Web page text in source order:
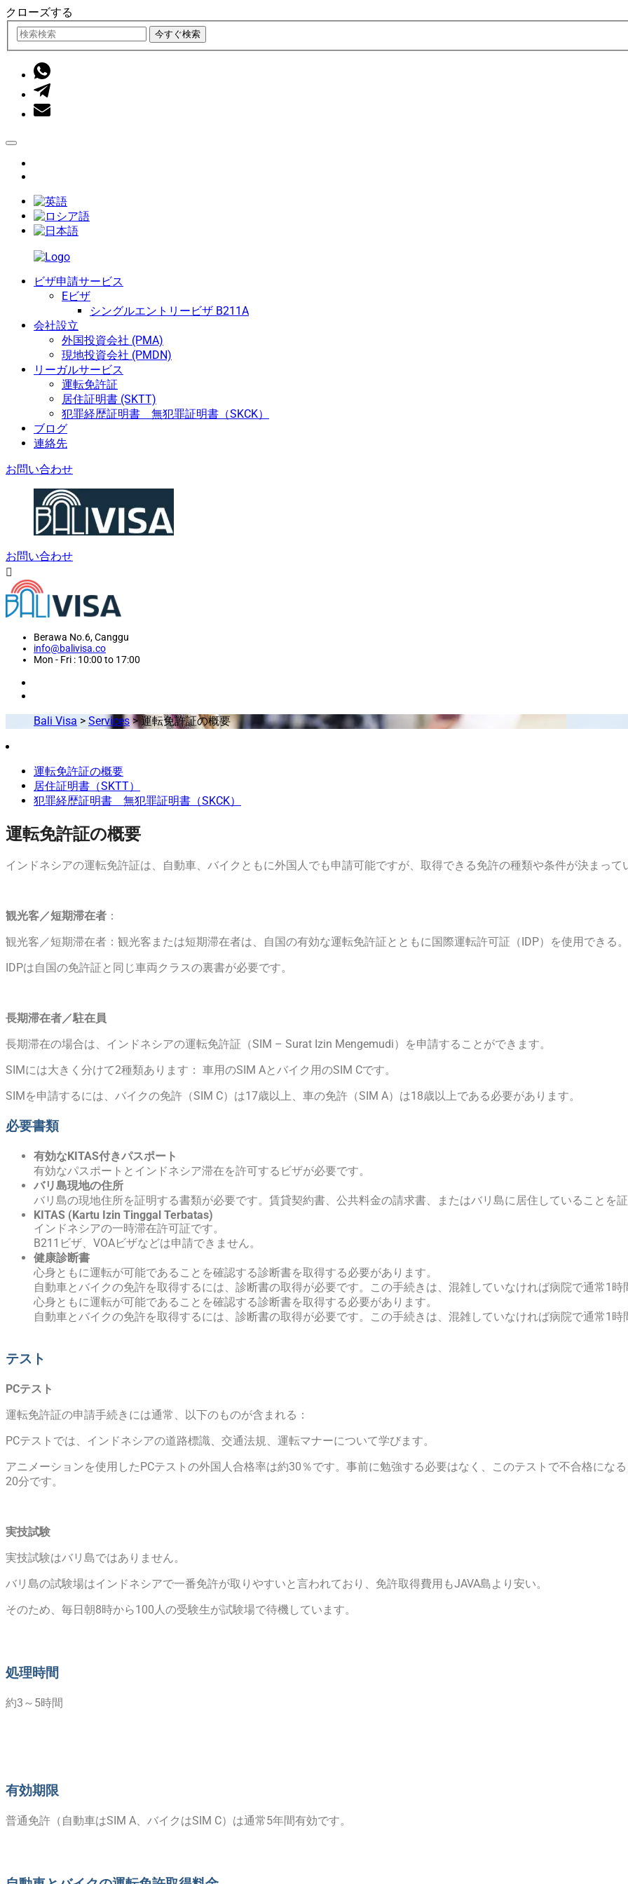
クローズする
今すぐ検索
ビザ申請サービス
Eビザ
シングルエントリービザ B211A
会社設立
外国投資会社 (PMA)
現地投資会社 (PMDN)
リーガルサービス
運転免許証
居住証明書 (SKTT)
犯罪経歴証明書 無犯罪証明書（SKCK）
ブログ
連絡先
お問い合わせ
お問い合わせ
Berawa No.6, Canggu
info@balivisa.co
Mon - Fri : 10:00 to 17:00
Bali Visa > Services >運転免許証の概要
運転免許証の概要
居住証明書（SKTT）
犯罪経歴証明書 無犯罪証明書（SKCK）
運転免許証の概要
インドネシアの運転免許証は、自動車、バイクともに外国人でも申請可能ですが、取得できる免許の種類や条件が決まって
観光客／短期滞在者 ：
観光客／短期滞在者：観光客または短期滞在者は、自国の有効な運転免許証とともに国際運転許可証（IDP）を使用できる。
IDPは自国の免許証と同じ車両クラスの裏書が必要です。
長期滞在者／駐在員
長期滞在の場合は、インドネシアの運転免許証（SIM – Surat Izin Mengemudi）を申請することができます。
SIMには大きく分けて2種類あります： 車用のSIM Aとバイク用のSIM Cです。
SIMを申請するには、バイクの免許（SIM C）は17歳以上、車の免許（SIM A）は18歳以上である必要があります。
必要書類
有効なKITAS付きパスポート
有効なパスポートとインドネシア滞在を許可するビザが必要です。
バリ島現地の住所
バリ島の現地住所を証明する書類が必要です。賃貸契約書、公共料金の請求書、またはバリ島に居住していることを証
KITAS (Kartu Izin Tinggal Terbatas)
インドネシアの一時滞在許可証です。
B211ビザ、VOAビザなどは申請できません。
健康診断書
心身ともに運転が可能であることを確認する診断書を取得する必要があります。
自動車とバイクの免許を取得するには、診断書の取得が必要です。この手続きは、混雑していなければ病院で通常1時
心身ともに運転が可能であることを確認する診断書を取得する必要があります。
自動車とバイクの免許を取得するには、診断書の取得が必要です。この手続きは、混雑していなければ病院で通常1時
テスト
PCテスト
運転免許証の申請手続きには通常、以下のものが含まれる：
PCテストでは、インドネシアの道路標識、交通法規、運転マナーについて学びます。
アニメーションを使用したPCテストの外国人合格率は約30％です。事前に勉強する必要はなく、このテストで不合格にな
20分です。
実技試験
実技試験はバリ島ではありません。
バリ島の試験場はインドネシアで一番免許が取りやすいと言われており、免許取得費用もJAVA島より安い。
そのため、毎日朝8時から100人の受験生が試験場で待機しています。
処理時間
約3～5時間
有効期限
普通免許（自動車はSIM A、バイクはSIM C）は通常5年間有効です。